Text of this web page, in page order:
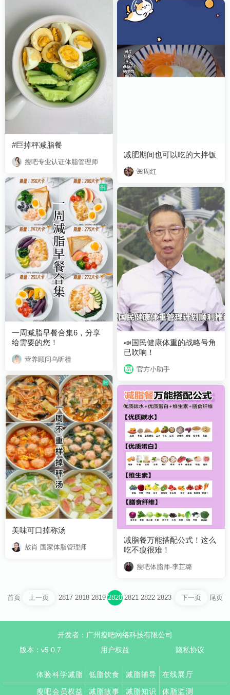
#巨掉秤减脂餐
瘦吧专业认证体脂管理师
减肥期间也可以吃的大拌饭
🌺周红
给需要的您！
营养顾问乌昕橦
已吹响！
官方小助手
美味可口掉称汤
敖肖 国家体脂管理师 吃不瘦很难！
瘦吧体脂师-李芷璐
首页 上一页 2817 2818 2819 2820 2821 2822 2823 下一页 尾页
开发者：广州瘦吧网络科技有限公司
版本：v5.0.7
用户权益 隐私协议
体验科学减脂 低脂饮食 减脂辅导 在线展厅
瘦吧会员权益 减脂故事 减脂知识 体脂监测